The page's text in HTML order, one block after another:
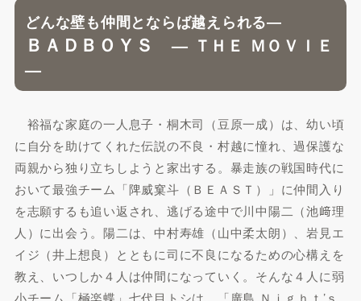
どんな壁も仲間とならば越えられる―
ＢＡＤＢＯＹＳ— ＴＨＥ ＭＯＶＩＥ
—
裕福な家庭の一人息子・桐木司（豆原一成）は、幼い頃
に自分を助けてくれた伝説の不良・村越に憧れ、過保護な
両親から独り立ちしようと家出する。暴走族の戦国時代に
おいて最強チーム「陴威窠斗（ＢＥＡＳＴ）」に仲間入り
を志願するも追い返され、逃げる途中で川中陽二（池﨑理
人）に出会う。陽二は、中村寿雄（山中柔太朗）、岩見エ
イジ（井上想良）とともに司に不良になるための心構えを
教え、いつしか４人は仲間になっていく。そんな４人に弱
小チーム「極楽蝶」七代目トシは、「廣島 Ｎｉｇｈｔ’ｓ